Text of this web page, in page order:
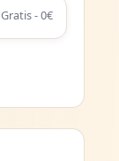
Gratis - 0€